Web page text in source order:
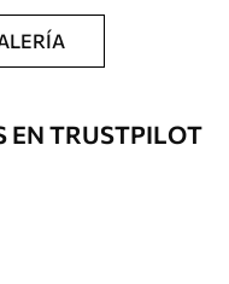
murales de pared con
barniz pueden
altura: aplicación sin
EN TRUSTPILOT